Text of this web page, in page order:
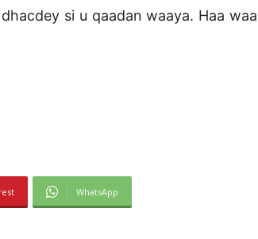
si u qaadan waaya. Haa waa
WhatsApp